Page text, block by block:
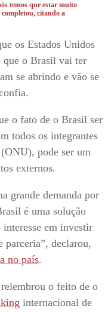
temos que estar muito
citando a
os Estados Unidos
que o Brasil vai ter
se abrindo e vão se
o fato de o Brasil ser
todos os integrantes
pode ser um
externos.
grande demanda por
é uma solução
em investir
parceria”, declarou,
no país.
o feito de o
internacional de